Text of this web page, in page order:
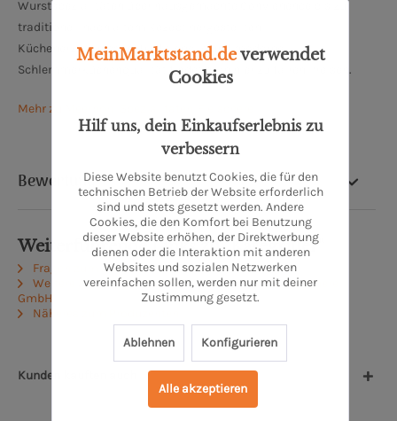
Wurstspezialitäten über hausgemachte Convienence bis zu
traditionell nach altem Rezept hergestellten
Küchenerzeugnissen. Traditionelle und moderne
Schlemmerküchenqualität findet man hier zu fairen Preisen.
Mehr zu Meerpohl Spezialitäten-Fleischerei
Bewertung
Weiterführende Links zu "Käsegriller"
Fragen zum Artikel?
Weitere Artikel von MEERPOHL Spezialitäten-Fleischerei
GmbH
Näheres zum Produzenten
Kunden kauften auch
MeinMarktstand.deverwendet
Cookies
Hilf uns, dein Einkaufserlebnis zu
verbessern
Diese Website benutzt Cookies, die für den
technischen Betrieb der Website erforderlich
sind und stets gesetzt werden. Andere
Cookies, die den Komfort bei Benutzung
dieser Website erhöhen, der Direktwerbung
dienen oder die Interaktion mit anderen
Websites und sozialen Netzwerken
vereinfachen sollen, werden nur mit deiner
Zustimmung gesetzt.
Ablehnen Konfigurieren
Alle akzeptieren